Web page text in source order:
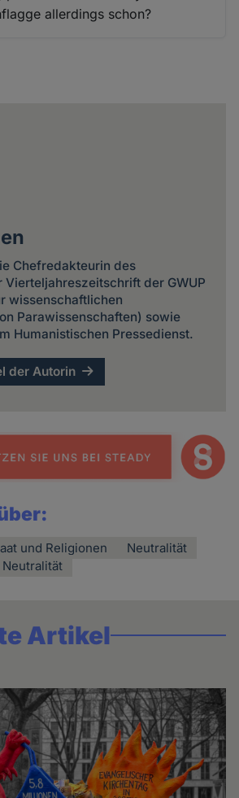
allerdings schon?
Chefredakteurin des
der GWUP
wissenschaftlichen
Parawissenschaften) sowie
Humanistischen Pressedienst.
der Autorin
und Religionen
Neutralität
Artikel